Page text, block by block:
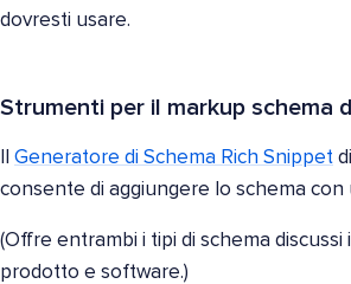
dovresti usare.
Strumenti per il markup schema
Generatore di Schema Rich Snippet
consente di aggiungere lo schema con
(Offre entrambi i tipi di schema discussi
prodotto e software.)